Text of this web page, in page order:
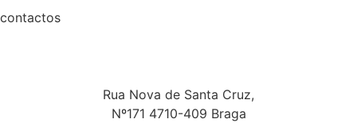
contactos
Rua Nova de Santa Cruz,
Nº171 4710-409 Braga